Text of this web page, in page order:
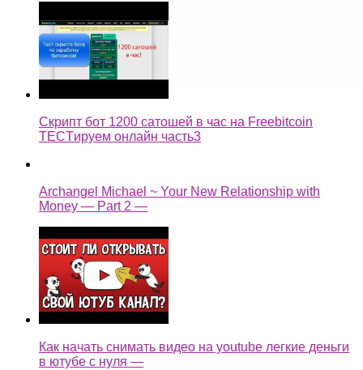
Скрипт бот 1200 сатошей в час на Freebitcoin
TECTируем онлайн часть3
Archangel Michael ~ Your New Relationship with
Money — Part 2 —
Как начать снимать видео на youtube легкие деньги
в ютубе с нуля —